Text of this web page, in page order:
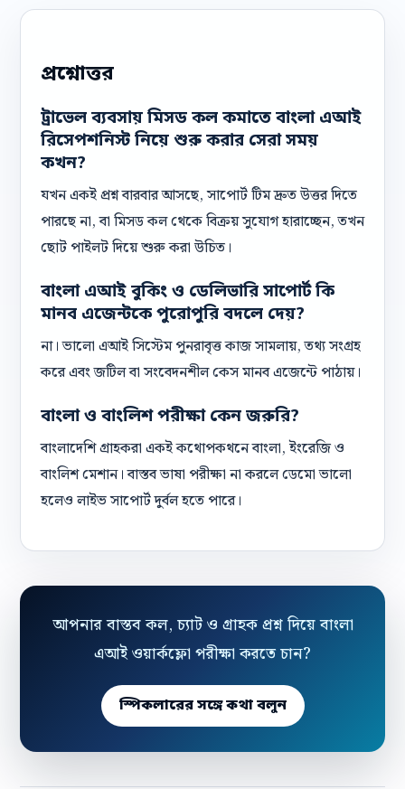
প্রশ্নোত্তর
ট্রাভেল ব্যবসায় মিসড কল কমাতে বাংলা এআই
রিসেপশনিস্ট নিয়ে শুরু করার সেরা সময়
কখন?
যখন একই প্রশ্ন বারবার আসছে, সাপোর্ট টিম দ্রুত উত্তর দিতে
পারছে না, বা মিসড কল থেকে বিক্রয় সুযোগ হারাচ্ছেন, তখন
ছোট পাইলট দিয়ে শুরু করা উচিত।
বাংলা এআই বুকিং ও ডেলিভারি সাপোর্ট কি
মানব এজেন্টকে পুরোপুরি বদলে দেয়?
না। ভালো এআই সিস্টেম পুনরাবৃত্ত কাজ সামলায়, তথ্য সংগ্রহ
করে এবং জটিল বা সংবেদনশীল কেস মানব এজেন্টে পাঠায়।
বাংলা ও বাংলিশ পরীক্ষা কেন জরুরি?
বাংলাদেশি গ্রাহকরা একই কথোপকথনে বাংলা, ইংরেজি ও
বাংলিশ মেশান। বাস্তব ভাষা পরীক্ষা না করলে ডেমো ভালো
হলেও লাইভ সাপোর্ট দুর্বল হতে পারে।
আপনার বাস্তব কল, চ্যাট ও গ্রাহক প্রশ্ন দিয়ে বাংলা
এআই ওয়ার্কফ্লো পরীক্ষা করতে চান?
স্পিকলারের সঙ্গে কথা বলুন